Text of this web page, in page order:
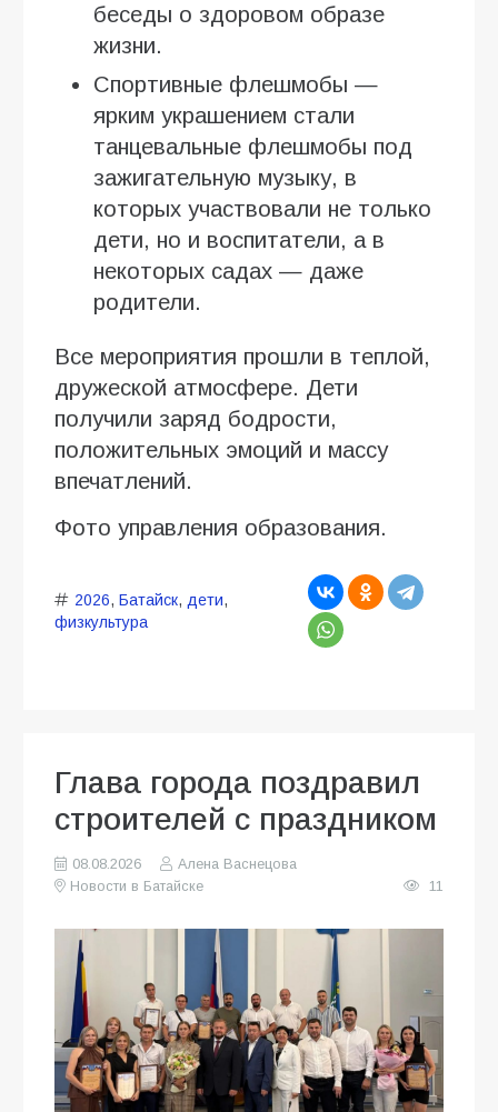
беседы о здоровом образе
жизни.
Спортивные флешмобы —
ярким украшением стали
танцевальные флешмобы под
зажигательную музыку, в
которых участвовали не только
дети, но и воспитатели, а в
некоторых садах — даже
родители.
Все мероприятия прошли в теплой,
дружеской атмосфере. Дети
получили заряд бодрости,
положительных эмоций и массу
впечатлений.
Фото управления образования.
2026, Батайск, дети,
физкультура
Глава города поздравил
строителей с праздником
08.08.2026
Алена Васнецова
Новости в Батайске
11